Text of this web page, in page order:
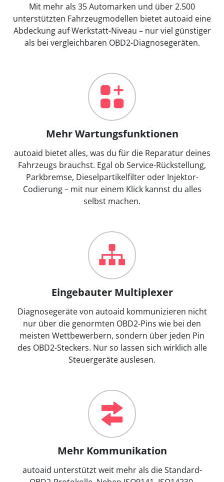
Mit mehr als 35 Automarken und über 2.500
unterstützten Fahrzeugmodellen bietet autoaid eine
Abdeckung auf Werkstatt-Niveau – nur viel günstiger
als bei vergleichbaren OBD2-Diagnosegeräten.
Mehr Wartungsfunktionen
autoaid bietet alles, was du für die Reparatur deines
Fahrzeugs brauchst. Egal ob Service-Rückstellung,
Parkbremse, Dieselpartikelfilter oder Injektor-
Codierung – mit nur einem Klick kannst du alles
selbst machen.
Eingebauter Multiplexer
Diagnosegeräte von autoaid kommunizieren nicht
nur über die genormten OBD2-Pins wie bei den
meisten Wettbewerbern, sondern über jeden Pin
des OBD2-Steckers. Nur so lassen sich wirklich alle
Steuergeräte auslesen.
Mehr Kommunikation
autoaid unterstützt weit mehr als die Standard-